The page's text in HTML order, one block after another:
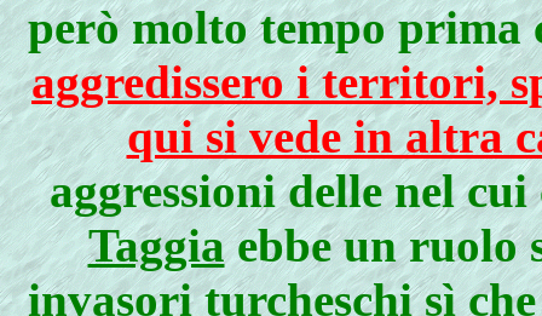
però molto tempo
aggredissero i territori,
qui si vede in altra
aggressioni delle nel
Taggiaebbe un ruolo
invasori turcheschi sì